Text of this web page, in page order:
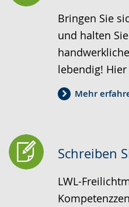
Bringen Sie
und halten
lebendig!
Mehr
Schreiben
LWL-